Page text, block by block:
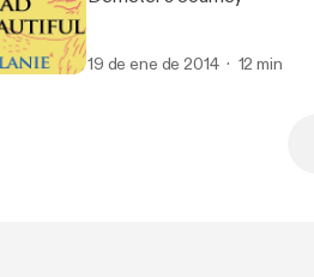
19 de ene de 2014 12 min